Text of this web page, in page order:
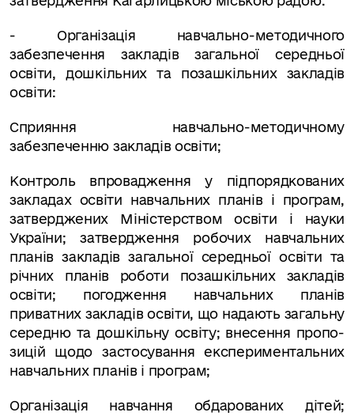
- Організація навчально-методичного
забезпечення закладів загальної середньої
освіти, дошкільних та позашкільних закладів
освіти:
Сприяння навчально-методичному
забезпеченню закладів освіти;
Контроль впровадження у підпорядкованих
закладах освіти навчальних планів і програм,
затверджених Міністерством освіти і науки
України; затвердження робочих навчальних
пла­нів закладів загальної середньої освіти та
річних планів роботи позашкільних закладів
освіти; погодження навчальних планів
приватних закладів освіти, що надають загальну
середню та дошкільну освіту; внесення пропо­
зицій щодо застосування експериментальних
навчальних планів і програм;
Організація навчання обдарованих дітей;